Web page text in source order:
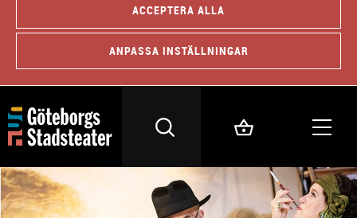
ACCEPTERA ALLA
ANPASSA INSTÄLLNINGAR
B
i